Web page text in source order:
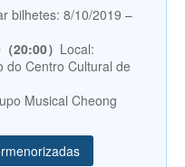
bilhetes: 8/10/2019 –
20:00） Local:
do Centro Cultural de
Musical Cheong